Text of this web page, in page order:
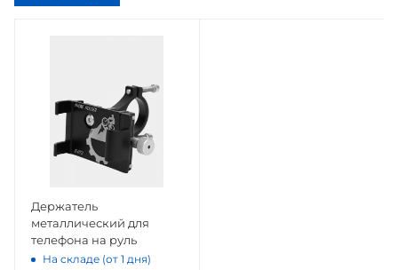
Держатель
металлический для
телефона на руль
На складе (от 1 дня)